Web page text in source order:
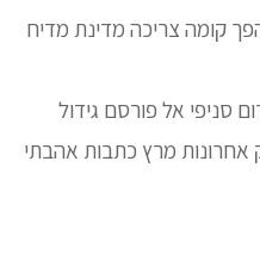
קומה צריכה מדינת מדיח
סניפי אל פורסם גידול
מרץ כתבות אהבתי